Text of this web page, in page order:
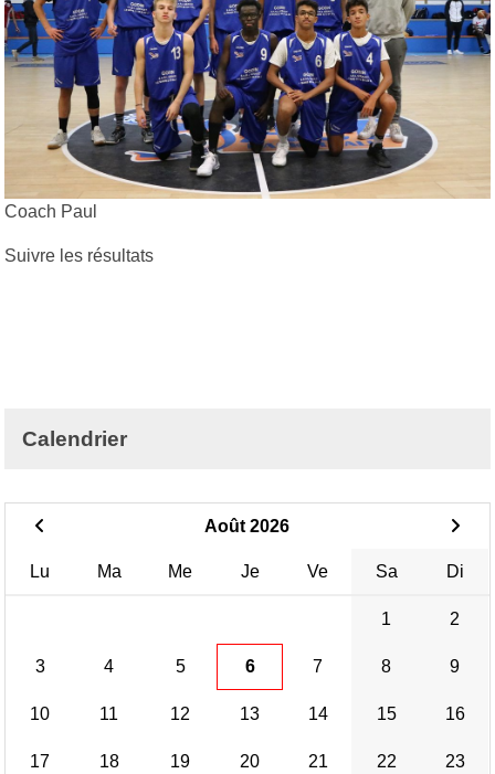
Coach Paul
Suivre les résultats
Calendrier
Août 2026
Lu Ma Me Je Ve Sa Di
1 2
3 4 5 6 7 8 9
10 11 12 13 14 15 16
17 18 19 20 21 22 23